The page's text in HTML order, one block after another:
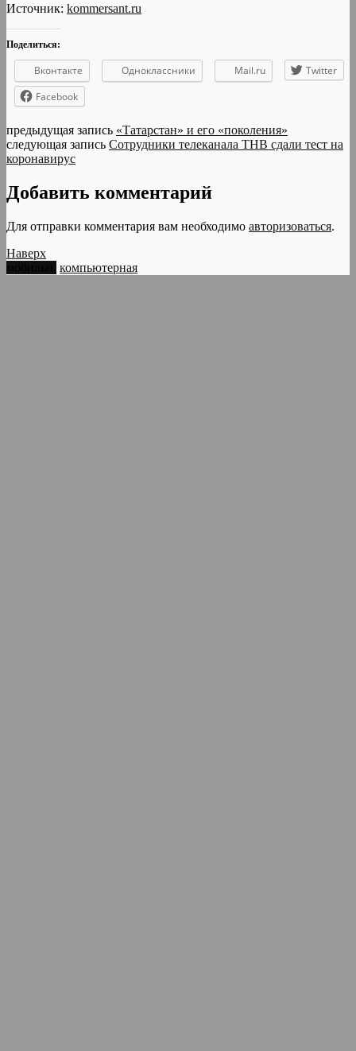
Источник: kommersant.ru
Поделиться:
Вконтакте Одноклассники Mail.ru
Twitter
Facebook
предыдущая запись «Татарстан» и его «поколения»
следующая запись Сотрудники телеканала ТНВ сдали тест на
коронавирус
Добавить комментарий
Для отправки комментария вам необходимо авторизоваться.
Наверх
компьютерная